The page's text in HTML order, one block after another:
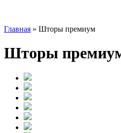
Главная » Шторы премиум
Шторы